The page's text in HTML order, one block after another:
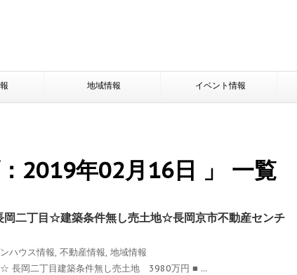
地域情報 イベント情報
2019年02月16日 」 一覧
岡二丁目☆建築条件無し売土地☆長岡京市不動産センチ
ハウス情報, 不動産情報, 地域情報
長岡二丁目建築条件無し売土地 3980万円 ■ ...